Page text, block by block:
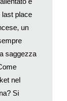
della vita
domani uguale
in me».
del mondo
infinito. Come
di controllo
come
di Stoccolma
last place
un
saggezza
nel
Si